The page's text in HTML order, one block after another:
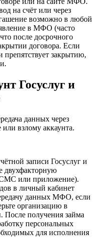
на счёт или через
возможно в любой
в МФО (часто
после досрочного
договора. Если
закрытию,
Госуслуг и
данных через
взлому аккаунта.
записи Госуслуг и
двухфакторную
СМС или приложение).
в личный кабинет
данных МФО, если
организацию в
После получения займа
персональных
для исполнения